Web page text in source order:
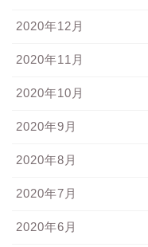
2020年12月
2020年11月
2020年10月
2020年9月
2020年8月
2020年7月
2020年6月